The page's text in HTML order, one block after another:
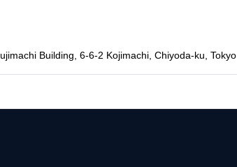
Building, 6-6-2 Kojimachi, Chiyoda-ku, Tokyo